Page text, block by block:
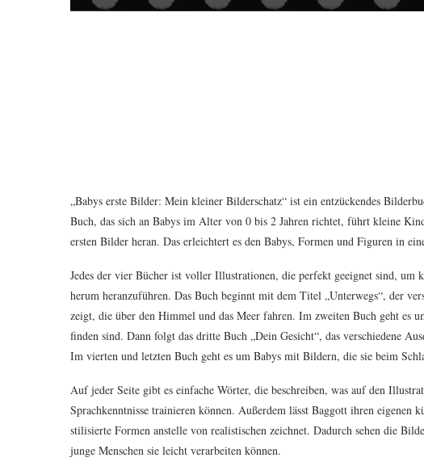
„Babys erste Bilder: Mein kleiner Bilderschatz“ ist ein entzückendes
Buch, das sich an Babys im Alter von 0 bis 2 Jahren richtet, führt kleine
ersten Bilder heran. Das erleichtert es den Babys, Formen und Figuren in
Jedes der vier Bücher ist voller Illustrationen, die perfekt geeignet sind, um
herum heranzuführen. Das Buch beginnt mit dem Titel „Unterwegs“, der
zeigt, die über den Himmel und das Meer fahren. Im zweiten Buch geht es
finden sind. Dann folgt das dritte Buch „Dein Gesicht“, das verschiedene
Im vierten und letzten Buch geht es um Babys mit Bildern, die sie beim
Auf jeder Seite gibt es einfache Wörter, die beschreiben, was auf den
Sprachkenntnisse trainieren können. Außerdem lässt Baggott ihren
stilisierte Formen anstelle von realistischen zeichnet. Dadurch sehen die
junge Menschen sie leicht verarbeiten können.